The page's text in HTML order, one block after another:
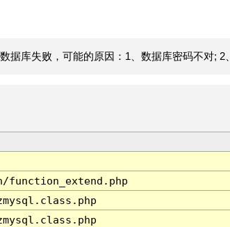
据库失败，可能的原因：1、数据库密码不对; 2
function_extend.php